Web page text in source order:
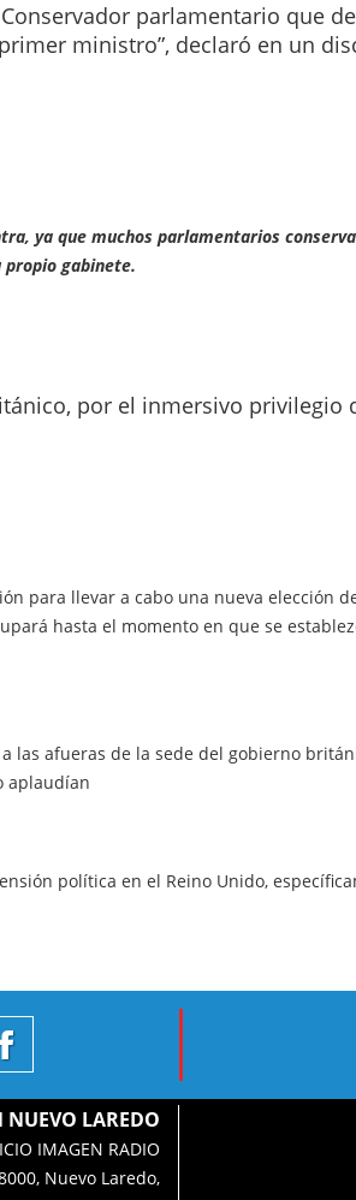
parlamentario que
ministro”, declaró en un
ya que muchos parlamentarios
propio gabinete.
por el inmersivo privilegio
para llevar a cabo una nueva elección
hasta el momento en que se
las afueras de la sede del gobierno
aplaudían
política en el Reino Unido,
NUEVO LAREDO
IMAGEN RADIO
Nuevo Laredo,